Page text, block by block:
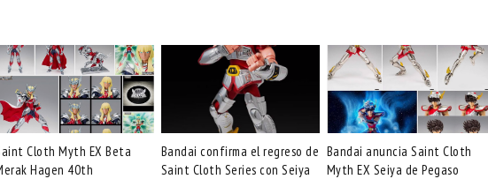
Cloth Myth EX Beta
Hagen 40th
Bandai confirma el regreso de
Saint Cloth Series con Seiya
Bandai anuncia Saint Cloth
Myth EX Seiya de Pegaso